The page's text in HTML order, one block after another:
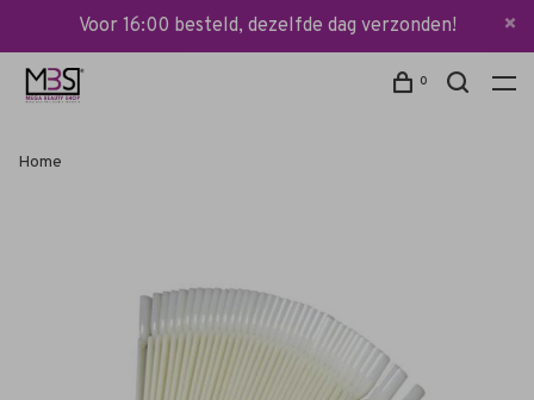
Voor 16:00 besteld, dezelfde dag verzonden!
0
Home